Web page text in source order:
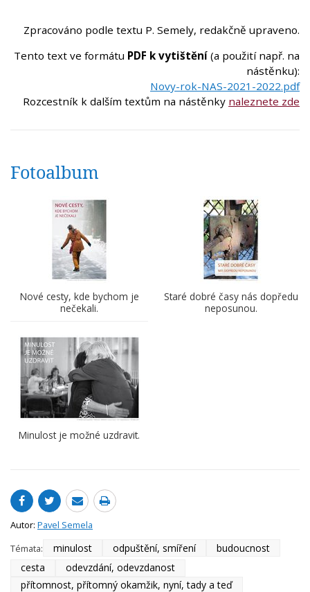
Zpracováno podle textu P. Semely, redakčně upraveno.
Tento text ve formátu PDF k vytištění (a použití např. na
nástěnku):
Novy-rok-NAS-2021-2022.pdf
Rozcestník k dalším textům na nástěnky naleznete zde
Fotoalbum
Nové cesty, kde bychom je
nečekali.
Staré dobré časy nás dopředu
neposunou.
Minulost je možné uzdravit.
Autor: Pavel Semela
Témata:
minulost odpuštění, smíření
budoucnost
cesta
odevzdání, odevzdanost
přítomnost, přítomný okamžik, nyní, tady a teď